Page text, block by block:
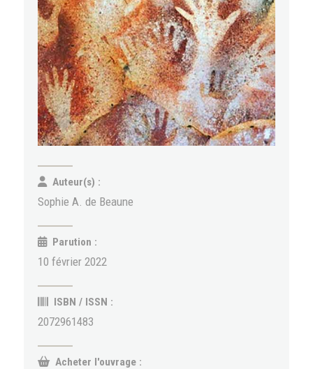
Auteur(s) :
Sophie A. de Beaune
Parution :
10 février 2022
ISBN / ISSN :
2072961483
Acheter l'ouvrage :